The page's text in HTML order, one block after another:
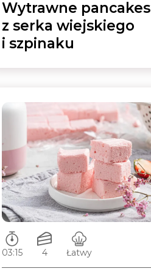
Wytrawne pancakes
z serka wiejskiego
i szpinaku
Czas przygotowywania:
03:15
Ilość porcji:
4
Poziom trudności:
Łatwy